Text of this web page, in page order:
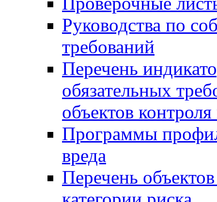
Руководства по
требований
Перечень
обязательных
объектов
Программы
вреда
Перечень